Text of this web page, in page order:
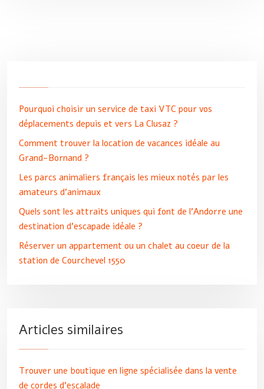
Pourquoi choisir un service de taxi VTC pour vos
déplacements depuis et vers La Clusaz ?
Comment trouver la location de vacances idéale au
Grand-Bornand ?
Les parcs animaliers français les mieux notés par les
amateurs d’animaux
Quels sont les attraits uniques qui font de l’Andorre une
destination d’escapade idéale ?
Réserver un appartement ou un chalet au coeur de la
station de Courchevel 1550
Articles similaires
Trouver une boutique en ligne spécialisée dans la vente
de cordes d’escalade